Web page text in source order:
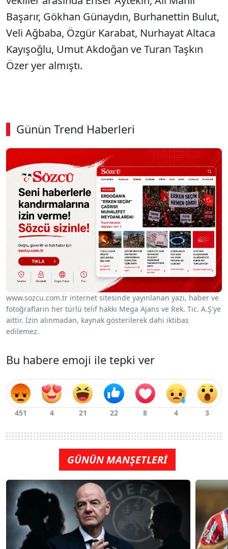
Başarır, Gökhan Günaydın, Burhanettin Bulut,
Veli Ağbaba, Özgür Karabat, Nurhayat Altaca
Kayışoğlu, Umut Akdoğan ve Turan Taşkın
Özer yer almıştı.
Günün Trend Haberleri
www.sozcu.com.tr internet sitesinde yayınlanan yazı, haber ve
fotoğrafların her türlü telif hakkı Mega Ajans ve Rek. Tic. A.Ş'ye
aittir. İzin alınmadan, kaynak gösterilerek dahi iktibas
edilemez.
Bu habere emoji ile tepki ver
GÜNÜN MANŞETLERİ